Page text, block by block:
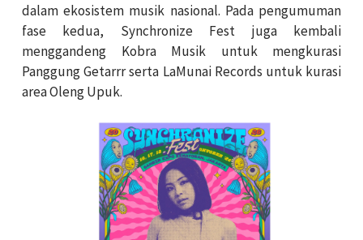
dalam ekosistem musik nasional. Pada pengumuman
fase kedua, Synchronize Fest juga kembali
menggandeng Kobra Musik untuk mengkurasi
Panggung Getarrr serta LaMunai Records untuk kurasi
area Oleng Upuk.